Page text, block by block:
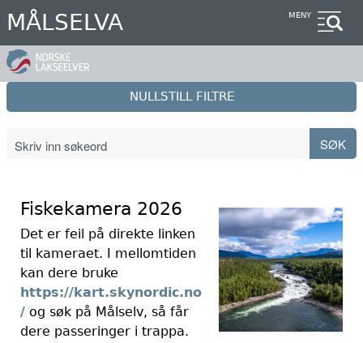
Hopp
til
hovedinnhold
MÅLSELVA MENY
NULLSTILL FILTRE
Fiskekamera 2026
Det er feil på direkte linken
til kameraet. I mellomtiden
kan dere bruke
https://kart.skynordic.no
/ og søk på Målselv, så får
dere passeringer i trappa.